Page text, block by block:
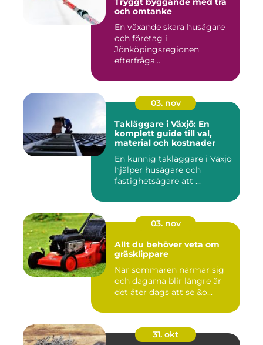
och omtanke
En växande skara husägare
och företag i
Jönköpingsregionen
efterfråga...
03. nov
Takläggare i Växjö: En
komplett guide till val,
material och kostnader
En kunnig takläggare i Växjö
hjälper husägare och
fastighetsägare att ...
03. nov
Allt du behöver veta om
gräsklippare
När sommaren närmar sig
och dagarna blir längre är
det åter dags att se &o...
31. okt